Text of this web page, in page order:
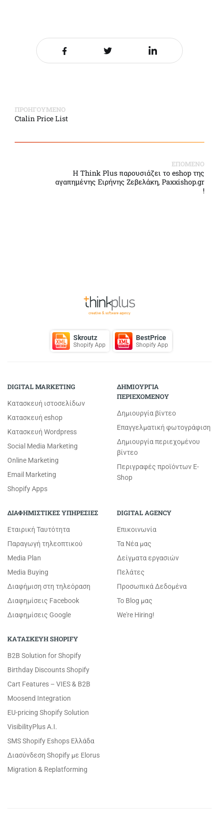
Share it on FacebookShare it on TwitterShare it on LinkedIn
ΠΡΟΗΓΟΥΜΕΝΟ
Ctalin Price List
ΕΠΟΜΕΝΟ
Η Think Plus παρουσιάζει το eshop της
αγαπημένης Ειρήνης Ζεβελάκη, Paxxishop.gr
!
Skroutz
Shopify App
BestPrice
Shopify App
DIGITAL MARKETING
Κατασκευή ιστοσελίδων
Κατασκευή eshop
Κατασκευή Wordpress
Social Media Marketing
Online Marketing
Email Marketing
Shopify Apps
ΔΗΜΙΟΥΡΓΙΑ
ΠΕΡΙΕΧΟΜΕΝΟΥ
Δημιουργία βίντεο
Επαγγελματική φωτογράφιση
Δημιουργία περιεχομένου
βίντεο
Περιγραφές προϊόντων E-
Shop
ΔΙΑΦΗΜΙΣΤΙΚΕΣ ΥΠΗΡΕΣΙΕΣ
Εταιρική Ταυτότητα
Παραγωγή τηλεοπτικού
Media Plan
Media Buying
Διαφήμιση στη τηλεόραση
Διαφημίσεις Facebook
Διαφημίσεις Google
DIGITAL AGENCY
Επικοινωνία
Τα Νέα μας
Δείγματα εργασιών
Πελάτες
Προσωπικά Δεδομένα
Το Blog μας
We're Hiring!
ΚΑΤΑΣΚΕΥΗ SHOPIFY
B2B Solution for Shopify
Birthday Discounts Shopify
Cart Features – VIES & B2B
Moosend Integration
EU-pricing Shopify Solution
VisibilityPlus A.I.
SMS Shopify Eshops Ελλάδα
Διασύνδεση Shopify με Elorus
Migration & Replatforming